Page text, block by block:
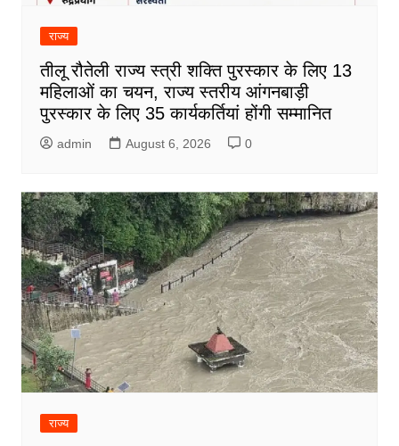
राज्य
तीलू रौतेली राज्य स्त्री शक्ति पुरस्कार के लिए 13
महिलाओं का चयन, राज्य स्तरीय आंगनबाड़ी
पुरस्कार के लिए 35 कार्यकर्तियां होंगी सम्मानित
admin August 6, 2026 0
राज्य